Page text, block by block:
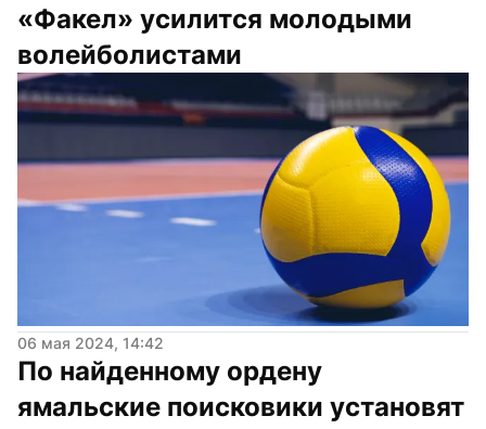
«Факел» усилится молодыми
волейболистами
06 мая 2024, 14:42
По найденному ордену
ямальские поисковики установят